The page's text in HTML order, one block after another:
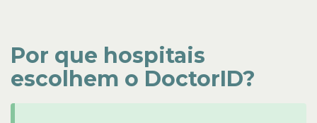
Por que hospitais
escolhem o DoctorID?